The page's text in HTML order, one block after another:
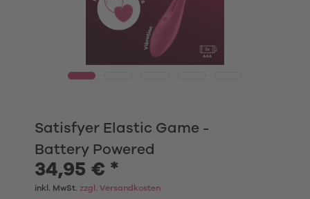
Satisfyer Elastic Game -
Battery Powered
34,95 € *
inkl. MwSt. zzgl. Versandkosten